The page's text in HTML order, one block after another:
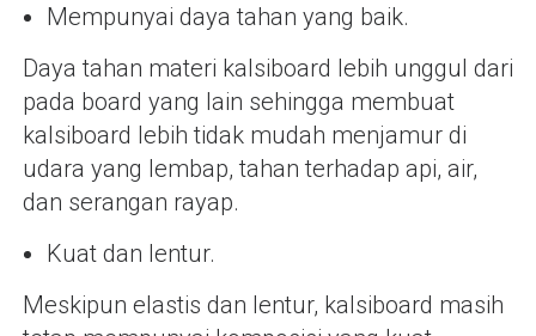
Mempunyai daya tahan yang baik.
Daya tahan materi kalsiboard lebih unggul dari
pada board yang lain sehingga membuat
kalsiboard lebih tidak mudah menjamur di
udara yang lembap, tahan terhadap api, air,
dan serangan rayap.
Kuat dan lentur.
Meskipun elastis dan lentur, kalsiboard masih